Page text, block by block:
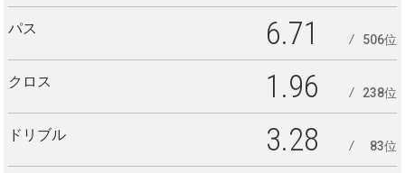
パス 6.71 506位
クロス 1.96 238位
ドリブル 3.28 83位